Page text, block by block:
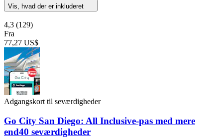
Vis, hvad der er inkluderet
4,3 (129)
Fra
77,27 US$
Adgangskort til seværdigheder
Go City San Diego: All Inclusive-pas med mere
end40 seværdigheder